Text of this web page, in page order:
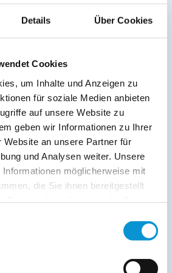
Details Über Cookies
Cookies
um Inhalte und Anzeigen zu
für soziale Medien anbieten
auf unsere Website zu
geben wir Informationen zu Ihrer
Website an unsere Partner für
und Analysen weiter. Unsere
möglicherweise mit
die Sie ihnen bereitgestellt